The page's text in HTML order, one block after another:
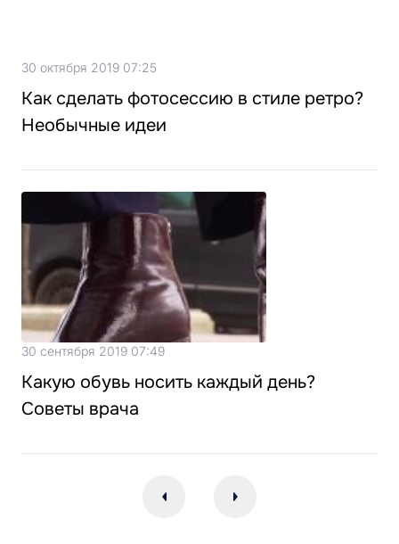
30 октября 2019 07:25
Как сделать фотосессию в стиле ретро?
Необычные идеи
30 сентября 2019 07:49
Какую обувь носить каждый день?
Советы врача